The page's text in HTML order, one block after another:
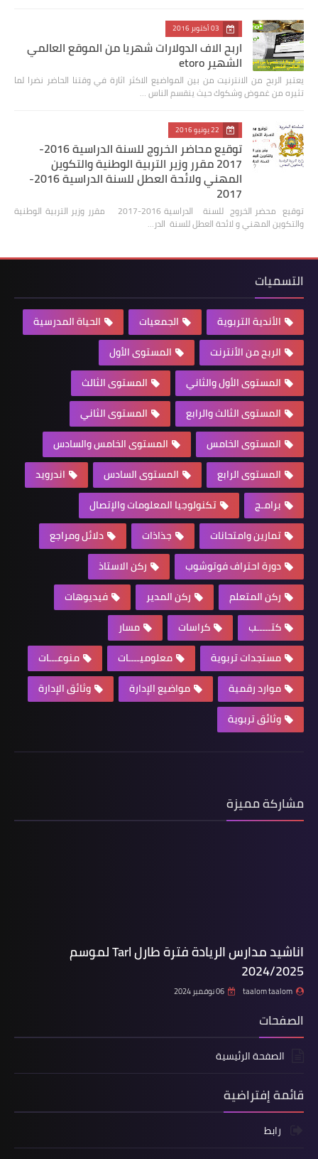
03 أكتوبر 2016
اربح الاف الدولارات شهريا من الموقع العالمي
الشهير etoro
يعتبر الربح من الانترنيت من بين المواضيع الاكثر اثارة في وقتنا الحاضر نضرا لما
تثيره من غموض وشكوك حيث ينقسم الناس …
22 يونيو 2016
توقيع محاضر الخروج للسنة الدراسية 2016-
2017 مقرر وزير التربية الوطنية والتكوين
المهني ولائحة العطل للسنة الدراسية 2016-
2017
توقيع محضر الخروج للسنة الدراسية 2016-2017 مقرر وزير التربية الوطنية
والتكوين المهني و لائحة العطل للسنة الدر…
التسميات
الأندية التربوية الجمعيات
الحياة المدرسية
الربح من الأنترنت
المستوى الأول
المستوى الأول والثاني
المستوى الثالث
المستوى الثالث والرابع
المستوى الثاني
المستوى الخامس
المستوى الخامس والسادس
المستوى الرابع
المستوى السادس
اندرويد
برامـج
تكنولوجيا المعلومات والإتصال
تمارين وامتحانات
جذاذات
دلائل ومراجع
دورة احتراف فوتوشوب
ركن الاستاذ
ركن المتعلم
ركن المدير
فيديوهات
كتـــــب
كراسات
مسار
مستجدات تربوية
معلوميــــات
منوعـــات
موارد رقمية
مواضيع الإدارة
وثائق الإدارة
وثائق تربوية
مشاركة مميزة
اناشيد مدارس الريادة فترة طارل Tarl لموسم
2024/2025
taalom taalom 06 نوفمبر 2024
الصفحات
الصفحة الرئيسية
قائمة إفتراضية
رابط